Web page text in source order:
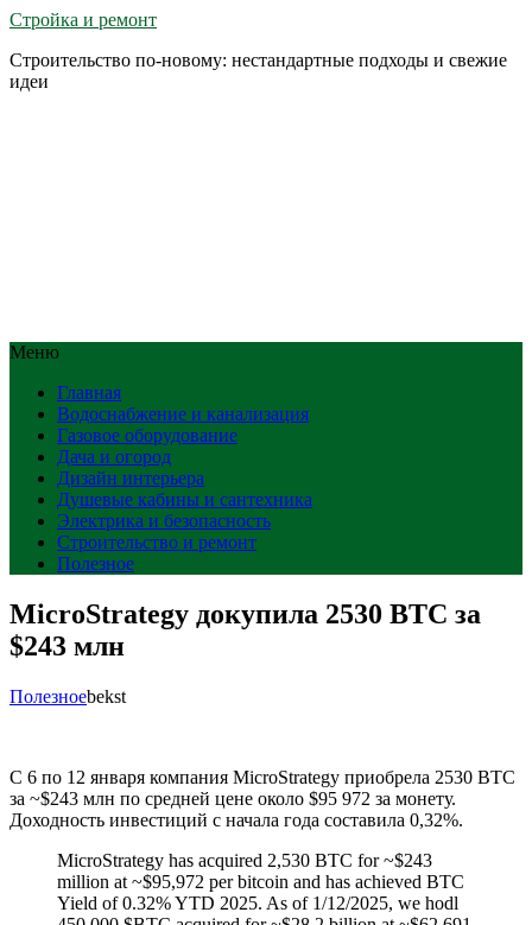
Стройка и ремонт
Строительство по-новому: нестандартные подходы и свежие
идеи
Меню
Главная
Водоснабжение и канализация
Газовое оборудование
Дача и огород
Дизайн интерьера
Душевые кабины и сантехника
Электрика и безопасность
Строительство и ремонт
Полезное
MicroStrategy докупила 2530 BTC за
$243 млн
Полезноеbekst
С 6 по 12 января компания MicroStrategy приобрела 2530 BTC
за ~$243 млн по средней цене около $95 972 за монету.
Доходность инвестиций с начала года составила 0,32%.
MicroStrategy has acquired 2,530 BTC for ~$243
million at ~$95,972 per bitcoin and has achieved BTC
Yield of 0.32% YTD 2025. As of 1/12/2025, we hodl